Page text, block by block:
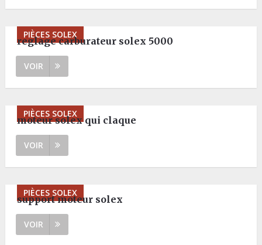
PIÈCES SOLEX
reglage carburateur solex 5000
VOIR
PIÈCES SOLEX
moteur solex qui claque
VOIR
PIÈCES SOLEX
support moteur solex
VOIR